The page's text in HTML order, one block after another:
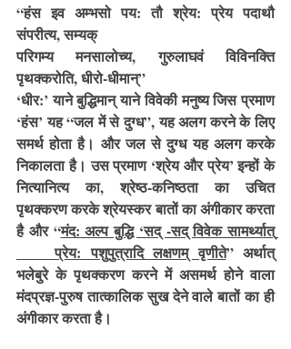
“हंस इव अम्भसो पय: तौ श्रेय: प्रेय पदाथौ
संपरीत्य, सम्यक्
परिगम्य मनसालोच्य, गुरुलाघवं विविनक्ति
पृथक्करोति, धीरो-धीमान्”
‘धीर:’ याने बुद्धिमान् याने विवेकी मनुष्य जिस प्रमाण
‘हंस’ यह “जल में से दुग्ध”, यह अलग करने के लिए
समर्थ होता है। और जल से दुग्ध यह अलग करके
निकालता है। उस प्रमाण ‘श्रेय और प्रेय’ इन्हों के
नित्यानित्य का, श्रेष्ठ-कनिष्ठता का उचित
पृथक्करण करके श्रेयस्कर बातों का अंगीकार करता
है और “मंद: अल्प बुद्धि ‘सद् -सद् विवेक सामर्थ्यात्
____ प्रेय: पशुपुत्रादि लक्षणम् वृणीते” अर्थात्
भलेबुरे के पृथक्करण करने में असमर्थ होने वाला
मंदप्रज्ञ-पुरुष तात्कालिक सुख देने वाले बातों का ही
अंगीकार करता है।